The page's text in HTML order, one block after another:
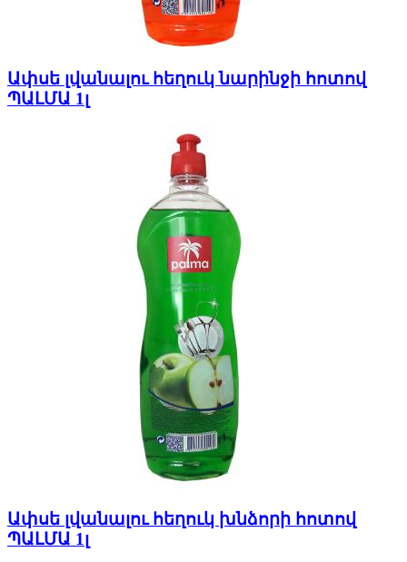
Ափսե լվանալու հեղուկ նարինջի հոտով
ՊԱԼՄԱ 1լ
Ափսե լվանալու հեղուկ խնձորի հոտով
ՊԱԼՄԱ 1լ